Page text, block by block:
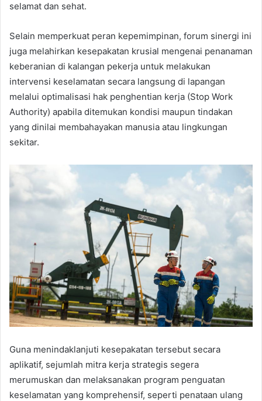
selamat dan sehat.
Selain memperkuat peran kepemimpinan, forum sinergi ini
juga melahirkan kesepakatan krusial mengenai penanaman
keberanian di kalangan pekerja untuk melakukan
intervensi keselamatan secara langsung di lapangan
melalui optimalisasi hak penghentian kerja (Stop Work
Authority) apabila ditemukan kondisi maupun tindakan
yang dinilai membahayakan manusia atau lingkungan
sekitar.
Guna menindaklanjuti kesepakatan tersebut secara
aplikatif, sejumlah mitra kerja strategis segera
merumuskan dan melaksanakan program penguatan
keselamatan yang komprehensif, seperti penataan ulang